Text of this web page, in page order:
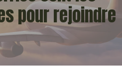
pour rejoindre